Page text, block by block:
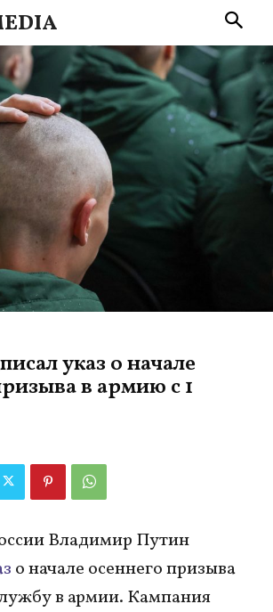
указ о начале
в армию с 1
Владимир Путин
о начале осеннего призыва
в армии. Кампания